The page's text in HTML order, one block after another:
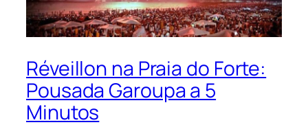
Réveillon na Praia do Forte:
Pousada Garoupa a 5
Minutos